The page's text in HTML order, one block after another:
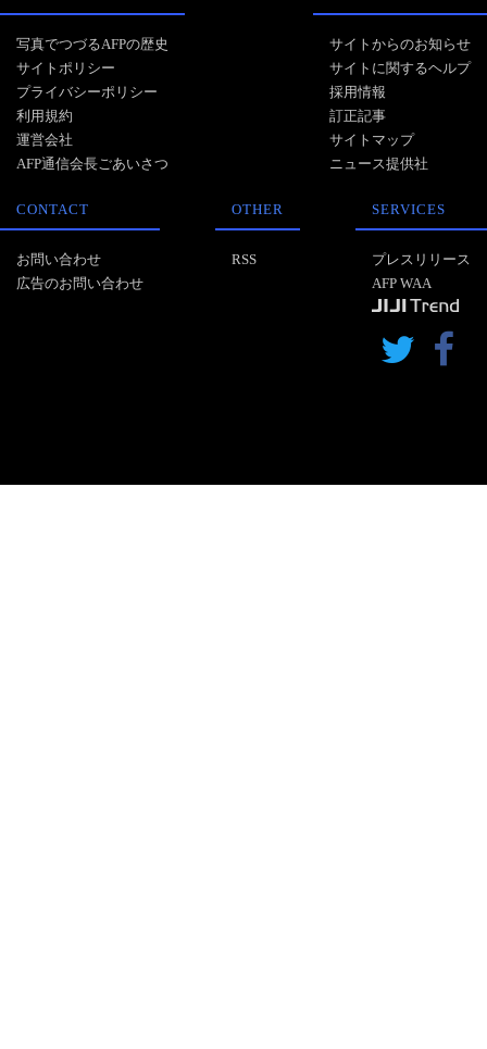
写真でつづるAFPの歴史
サイトポリシー
プライバシーポリシー
利用規約
運営会社
AFP通信会長ごあいさつ
サイトからのお知らせ
サイトに関するヘルプ
採用情報
訂正記事
サイトマップ
ニュース提供社
CONTACT
お問い合わせ
広告のお問い合わせ
OTHER
RSS
SERVICES
プレスリリース
AFP WAA